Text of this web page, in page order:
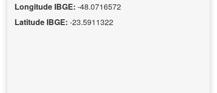
Longitude IBGE: -48.0716572
Latitude IBGE: -23.5911322